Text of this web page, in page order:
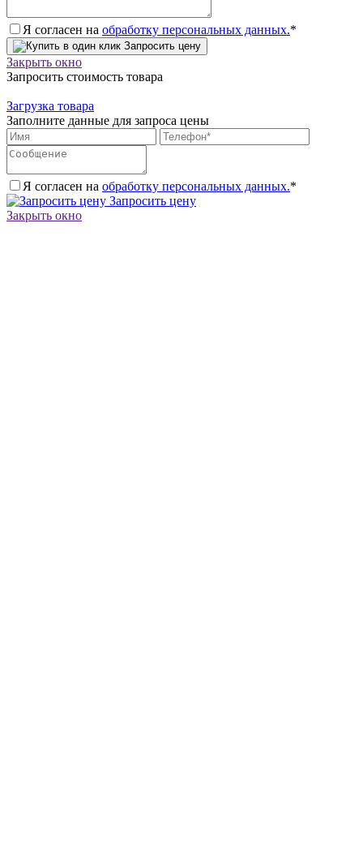
Я согласен на обработку персональных данных.*
Запросить цену
Закрыть окно
Запросить стоимость товара
Загрузка товара
Заполните данные для запроса цены
Я согласен на обработку персональных данных.*
Запросить цену
Закрыть окно